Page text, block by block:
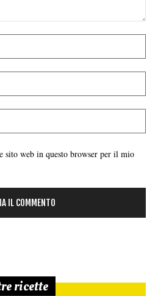
sito web in questo browser per il mio
ricette